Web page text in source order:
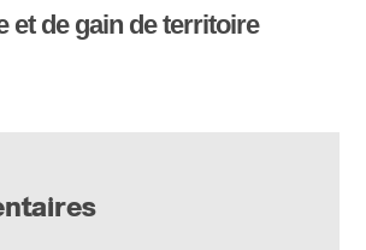
et de gain de territoire